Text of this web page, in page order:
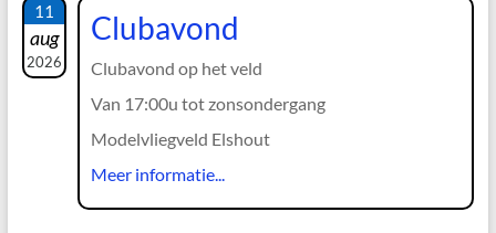
11
aug
2026
Clubavond
Clubavond op het veld
Van 17:00u tot zonsondergang
Modelvliegveld Elshout
Meer informatie...